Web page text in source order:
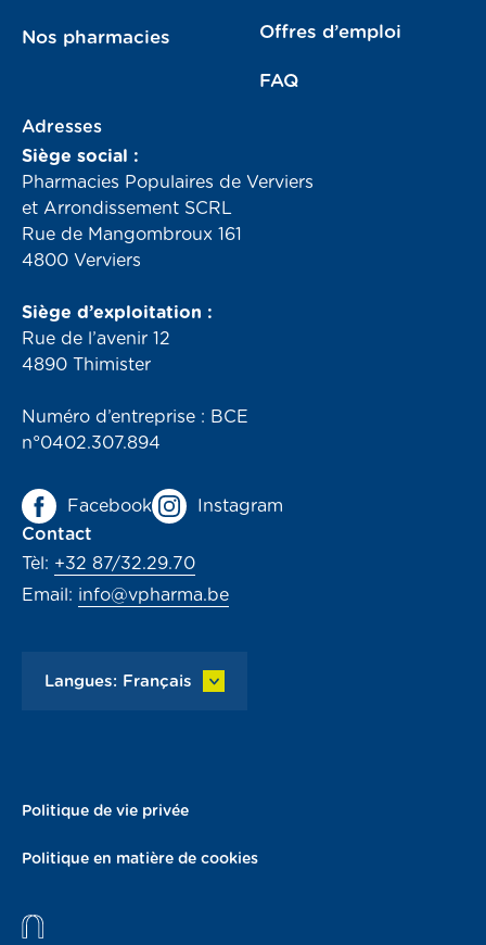
Nos pharmacies Offres d’emploi
FAQ
Adresses
Siège social :
Pharmacies Populaires de Verviers
et Arrondissement SCRL
Rue de Mangombroux 161
4800 Verviers
Siège d’exploitation :
Rue de l’avenir 12
4890 Thimister
Numéro d’entreprise : BCE
n°0402.307.894
Facebook
Instagram
Contact
Tèl: +32 87/32.29.70
Email: info@vpharma.be
Langues: Français
Politique de vie privée
Politique en matière de cookies